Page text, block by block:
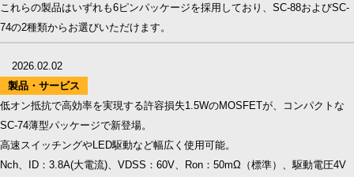
これらの製品はいずれも6ピンパッケージを採用しており、SC-88およびSC-
74の2種類からお選びいただけます。
2026.02.02
製品・サービス
低オン抵抗で高効率を実現する許容損失1.5WのMOSFETが、コンパクトな
SC-74薄型パッケージで新登場。
高速スイッチングやLED駆動など幅広く使用可能。
Nch、ID：3.8A(大電流)、VDSS：60V、Ron：50mΩ（標準）、駆動電圧4V